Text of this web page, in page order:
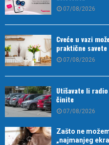
07/08/2026
Cveće u vazi
praktične savete
07/08/2026
Utišavate li
činite
07/08/2026
Zašto ne
„najmanjeg